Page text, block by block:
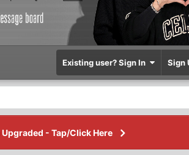
Existing user? Sign In Sign
Upgraded - Tap/Click Here